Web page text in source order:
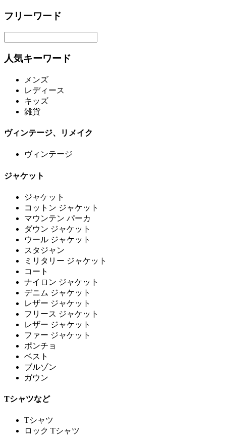
フリーワード
人気キーワード
メンズ
レディース
キッズ
雑貨
ヴィンテージ、リメイク
ヴィンテージ
ジャケット
ジャケット
コットン ジャケット
マウンテン パーカ
ダウン ジャケット
ウール ジャケット
スタジャン
ミリタリー ジャケット
コート
ナイロン ジャケット
デニム ジャケット
レザー ジャケット
フリース ジャケット
レザー ジャケット
ファー ジャケット
ポンチョ
ベスト
ブルゾン
ガウン
Tシャツなど
Tシャツ
ロック Tシャツ